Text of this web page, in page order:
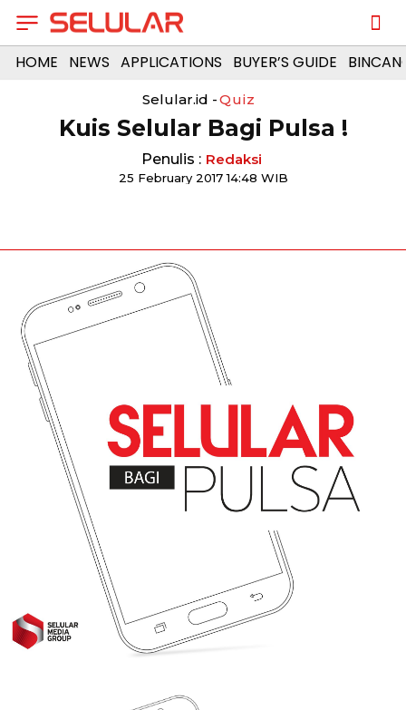
HOME NEWS APPLICATIONS BUYER’S GUIDE
Selular.id -Quiz
Kuis Selular Bagi Pulsa !
Penulis : Redaksi
25 February 2017 14:48 WIB